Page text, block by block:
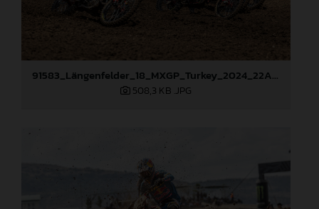
91583_Längenfelder_18_MXGP_Turkey_2024_22A8033
508,3 KB .JPG